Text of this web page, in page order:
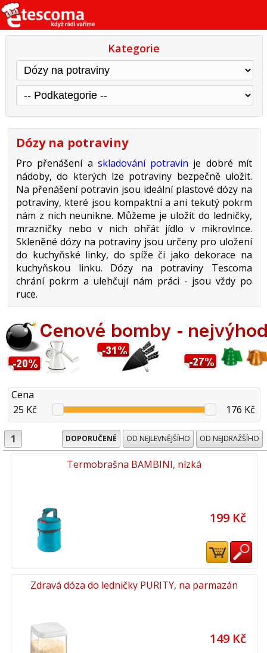
Kategorie
Dózy na potraviny
Pro přenášení a skladování potravin je dobré mít
nádoby, do kterých lze potraviny bezpečně uložit.
Na přenášení potravin jsou ideální plastové dózy na
potraviny, které jsou kompaktní a ani tekutý pokrm
nám z nich neunikne. Můžeme je uložit do ledničky,
mrazničky nebo v nich ohřát jídlo v mikrovlnce.
Skleněné dózy na potraviny jsou určeny pro uložení
do kuchyňské linky, do spíže či jako dekorace na
kuchyňskou linku. Dózy na potraviny Tescoma
chrání pokrm a ulehčují nám práci - jsou vždy po
ruce.
Cena
25 Kč
176 Kč
1 DOPORUČENÉ OD NEJLEVNĚJŠÍHO OD NEJDRAŽŠÍHO
Termobrašna BAMBINI, nízká
199 Kč
Zdravá dóza do ledničky PURITY, na parmazán
149 Kč